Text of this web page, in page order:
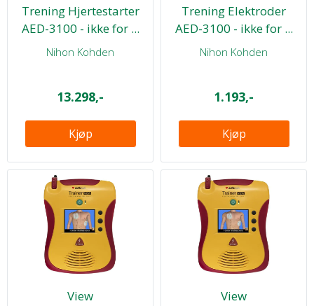
Trening Hjertestarter
AED-3100 - ikke for ...
Nihon Kohden
13.298,-
Kjøp
Trening Elektroder
AED-3100 - ikke for ...
Nihon Kohden
1.193,-
Kjøp
View
View